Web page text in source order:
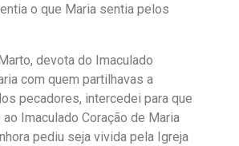
o que Maria sentia pelos
devota do Imaculado
com quem partilhavas a
pecadores, intercedei para que
Imaculado Coração de Maria
pediu seja vivida pela Igreja